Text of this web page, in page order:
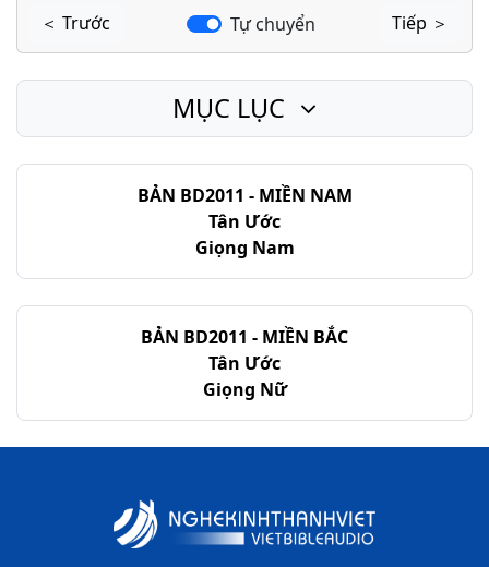
＜ Trước Tự chuyển Tiếp ＞
BẢN BD2011 - MIỀN NAM
Tân Ước
Giọng Nam
BẢN BD2011 - MIỀN BẮC
Tân Ước
Giọng Nữ
MỤC LỤC